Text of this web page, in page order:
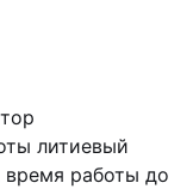
литиевый
время работы до